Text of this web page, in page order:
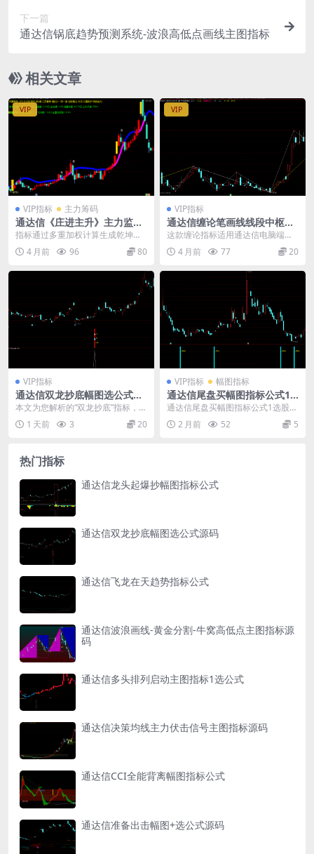
下一篇
通达信锅底趋势预测系统-波浪高低点画线主图指标
相关文章
VIP指标 主力筹码
通达信《庄进主升》主力监控
指标公式
VIP
指标通过多重加权计算生成乾坤线
（紫色粗线），价格位于线上方为
偏强区域，下方为偏弱...
4 月前 96 80
VIP指标
通达信缠论笔画线线段中枢指
标公式
VIP
这款缠论指标适用通达信电脑端和
手机端，下载是源码，直接导入软
件中即可使用。注意缠...
4 月前 77 20
VIP指标
通达信双龙抄底幅图选公式源
码
本文为您解析的“双龙抄底”指标，其
核心逻辑在于构建多周期均线共振
体系，通过短、中...
1 天前 3 20
VIP指标 幅图指标
通达信尾盘买幅图指标公式1
选股公式
通达信尾盘买幅图指标公式1选股公
式： 分享实用尾盘趋势判断技术指
标源码，融合多周...
2 月前 52 5
热门指标
通达信龙头起爆抄幅图指标公式
通达信双龙抄底幅图选公式源码
通达信飞龙在天趋势指标公式
通达信波浪画线-黄金分割-牛窝高低点主图指标源
码
通达信多头排列启动主图指标1选公式
通达信决策均线主力伏击信号主图指标源码
通达信CCI全能背离幅图指标公式
通达信准备出击幅图+选公式源码